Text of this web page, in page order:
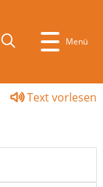
Menü
Text vorlesen